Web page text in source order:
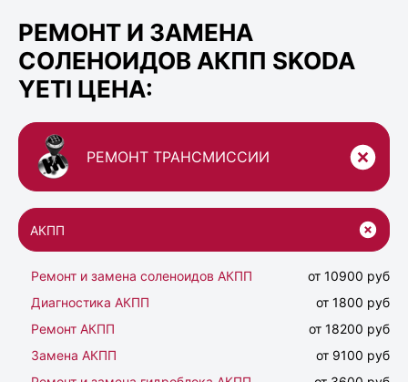
РЕМОНТ И ЗАМЕНА
СОЛЕНОИДОВ АКПП SKODA
YETI ЦЕНА:
РЕМОНТ ТРАНСМИССИИ
АКПП
Ремонт и замена соленоидов АКПП
от 10900 руб
Диагностика АКПП
от 1800 руб
Ремонт АКПП
от 18200 руб
Замена АКПП
от 9100 руб